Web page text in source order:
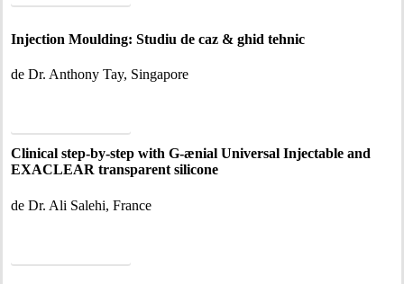
Injection Moulding: Studiu de caz & ghid tehnic
de Dr. Anthony Tay, Singapore
Clinical step-by-step with G-ænial Universal Injectable and
EXACLEAR transparent silicone
de Dr. Ali Salehi, France